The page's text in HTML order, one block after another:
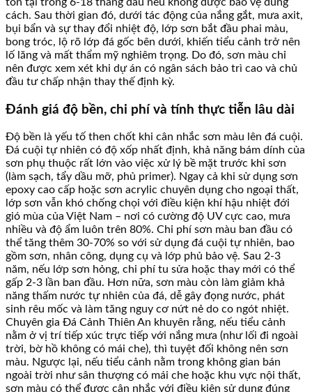
cách. Sau thời gian đó, dưới tác động của nắng gắt, mưa axit,
bụi bẩn và sự thay đổi nhiệt độ, lớp sơn bắt đầu phai màu,
bong tróc, lộ rõ lớp đá gốc bên dưới, khiến tiểu cảnh trở nên
lố lăng và mất thẩm mỹ nghiêm trọng. Do đó, sơn màu chỉ
nên được xem xét khi dự án có ngân sách bảo trì cao và chủ
đầu tư chấp nhận thay thế định kỳ.
Đánh giá độ bền, chi phí và tính thực tiễn lâu dài
Độ bền là yếu tố then chốt khi cân nhắc sơn màu lên đá cuội.
Đá cuội tự nhiên có độ xốp nhất định, khả năng bám dính của
sơn phụ thuộc rất lớn vào việc xử lý bề mặt trước khi sơn
(làm sạch, tẩy dầu mỡ, phủ primer). Ngay cả khi sử dụng sơn
epoxy cao cấp hoặc sơn acrylic chuyên dụng cho ngoại thất,
lớp sơn vẫn khó chống chọi với điều kiện khí hậu nhiệt đới
gió mùa của Việt Nam – nơi có cường độ UV cực cao, mưa
nhiều và độ ẩm luôn trên 80%. Chi phí sơn màu ban đầu có
thể tăng thêm 30-70% so với sử dụng đá cuội tự nhiên, bao
gồm sơn, nhân công, dụng cụ và lớp phủ bảo vệ. Sau 2-3
năm, nếu lớp sơn hỏng, chi phí tu sửa hoặc thay mới có thể
gấp 2-3 lần ban đầu. Hơn nữa, sơn màu còn làm giảm khả
năng thấm nước tự nhiên của đá, dễ gây đọng nước, phát
sinh rêu mốc và làm tăng nguy cơ nứt nẻ do co ngót nhiệt.
Chuyên gia Đá Cảnh Thiên An khuyên rằng, nếu tiểu cảnh
nằm ở vị trí tiếp xúc trực tiếp với nắng mưa (như lối đi ngoài
trời, bờ hồ không có mái che), thì tuyệt đối không nên sơn
màu. Ngược lại, nếu tiểu cảnh nằm trong không gian bán
ngoài trời như sân thượng có mái che hoặc khu vực nội thất,
sơn màu có thể được cân nhắc với điều kiện sử dụng đúng